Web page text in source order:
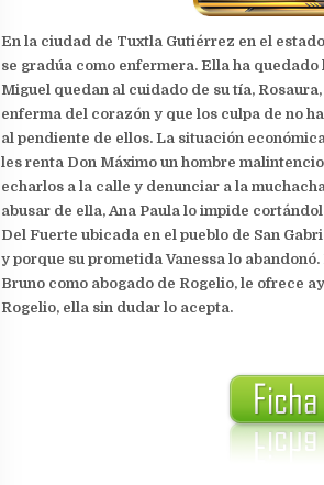
En la ciudad de Tuxtla Gutiérrez en el
se gradúa como enfermera. Ella ha
Miguel quedan al cuidado de su tía,
enferma del corazón y que los culpa de no
al pendiente de ellos. La situación
les renta Don Máximo un hombre
echarlos a la calle y denunciar a la
abusar de ella, Ana Paula lo impide
Del Fuerte ubicada en el pueblo de San
y porque su prometida Vanessa lo
Bruno como abogado de Rogelio, le ofrece
Rogelio, ella sin dudar lo acepta.